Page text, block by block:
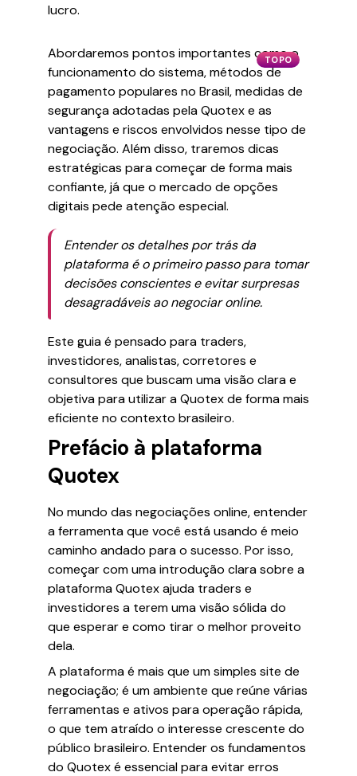
lucro.
TOPO
Abordaremos pontos importantes como o
funcionamento do sistema, métodos de
pagamento populares no Brasil, medidas de
segurança adotadas pela Quotex e as
vantagens e riscos envolvidos nesse tipo de
negociação. Além disso, traremos dicas
estratégicas para começar de forma mais
confiante, já que o mercado de opções
digitais pede atenção especial.
Entender os detalhes por trás da
plataforma é o primeiro passo para tomar
decisões conscientes e evitar surpresas
desagradáveis ao negociar online.
Este guia é pensado para traders,
investidores, analistas, corretores e
consultores que buscam uma visão clara e
objetiva para utilizar a Quotex de forma mais
eficiente no contexto brasileiro.
Prefácio à plataforma
Quotex
No mundo das negociações online, entender
a ferramenta que você está usando é meio
caminho andado para o sucesso. Por isso,
começar com uma introdução clara sobre a
plataforma Quotex ajuda traders e
investidores a terem uma visão sólida do
que esperar e como tirar o melhor proveito
dela.
A plataforma é mais que um simples site de
negociação; é um ambiente que reúne várias
ferramentas e ativos para operação rápida,
o que tem atraído o interesse crescente do
público brasileiro. Entender os fundamentos
do Quotex é essencial para evitar erros